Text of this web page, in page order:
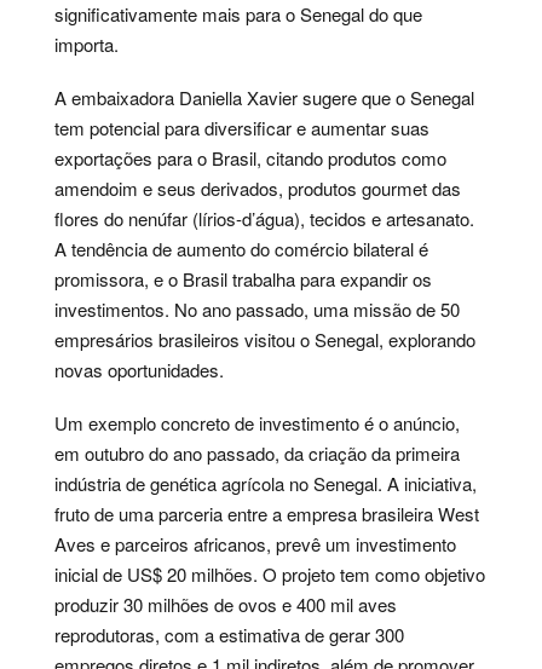
significativamente mais para o Senegal do que
importa.
A embaixadora Daniella Xavier sugere que o Senegal
tem potencial para diversificar e aumentar suas
exportações para o Brasil, citando produtos como
amendoim e seus derivados, produtos gourmet das
flores do nenúfar (lírios-d’água), tecidos e artesanato.
A tendência de aumento do comércio bilateral é
promissora, e o Brasil trabalha para expandir os
investimentos. No ano passado, uma missão de 50
empresários brasileiros visitou o Senegal, explorando
novas oportunidades.
Um exemplo concreto de investimento é o anúncio,
em outubro do ano passado, da criação da primeira
indústria de genética agrícola no Senegal. A iniciativa,
fruto de uma parceria entre a empresa brasileira West
Aves e parceiros africanos, prevê um investimento
inicial de US$ 20 milhões. O projeto tem como objetivo
produzir 30 milhões de ovos e 400 mil aves
reprodutoras, com a estimativa de gerar 300